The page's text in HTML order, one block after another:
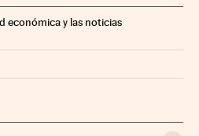
económica y las noticias
Facebook
en Twitter